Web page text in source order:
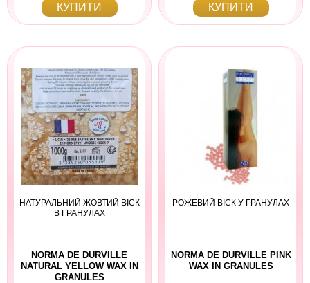
КУПИТИ
КУПИТИ
НАТУРАЛЬНИЙ ЖОВТИЙ ВІСК
В ГРАНУЛАХ
NORMA DE DURVILLE
NATURAL YELLOW WAX IN
GRANULES
РОЖЕВИЙ ВІСК У ГРАНУЛАХ
NORMA DE DURVILLE PINK
WAX IN GRANULES